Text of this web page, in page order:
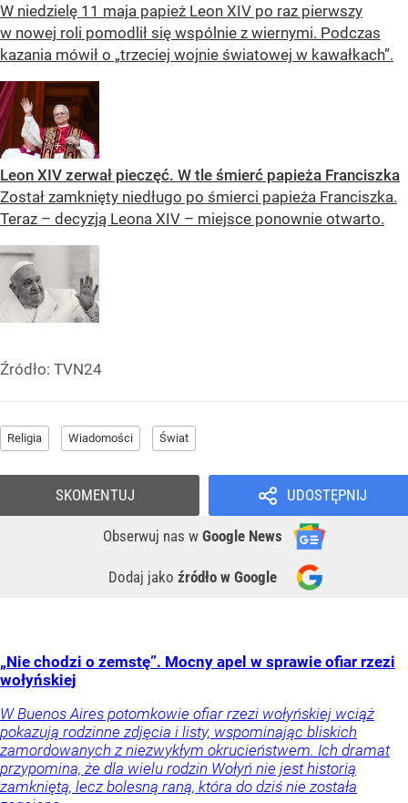
W niedzielę 11 maja papież Leon XIV po raz pierwszy
w nowej roli pomodlił się wspólnie z wiernymi. Podczas
kazania mówił o „trzeciej wojnie światowej w kawałkach”.
Leon XIV zerwał pieczęć. W tle śmierć papieża Franciszka
Został zamknięty niedługo po śmierci papieża Franciszka.
Teraz – decyzją Leona XIV – miejsce ponownie otwarto.
Źródło: TVN24
Religia Wiadomości Świat
UDOSTĘPNIJ
Obserwuj nas w Google News
Dodaj jako źródło w Google
SKOMENTUJ
„Nie chodzi o zemstę”. Mocny apel w sprawie ofiar rzezi
wołyńskiej
W Buenos Aires potomkowie ofiar rzezi wołyńskiej wciąż
pokazują rodzinne zdjęcia i listy, wspominając bliskich
zamordowanych z niezwykłym okrucieństwem. Ich dramat
przypomina, że dla wielu rodzin Wołyń nie jest historią
zamkniętą, lecz bolesną raną, która do dziś nie została